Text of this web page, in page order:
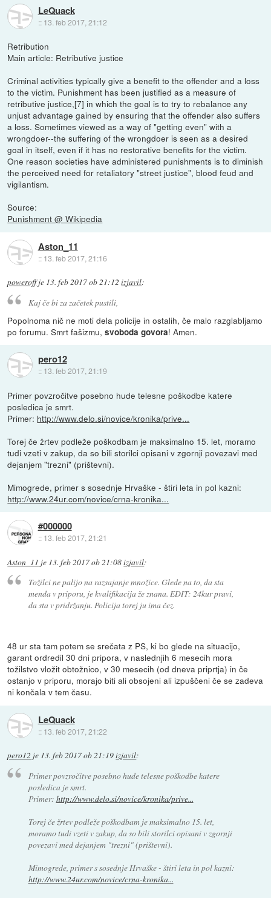
LeQuack
:: 13. feb 2017, 21:12
Retribution
Main article: Retributive justice
Criminal activities typically give a benefit to the offender and a loss
to the victim. Punishment has been justified as a measure of
retributive justice,[7] in which the goal is to try to rebalance any
unjust advantage gained by ensuring that the offender also suffers
a loss. Sometimes viewed as a way of "getting even" with a
wrongdoer--the suffering of the wrongdoer is seen as a desired
goal in itself, even if it has no restorative benefits for the victim.
One reason societies have administered punishments is to diminish
the perceived need for retaliatory "street justice", blood feud and
vigilantism.
Source:
Punishment @ Wikipedia
Aston_11
:: 13. feb 2017, 21:16
poweroffje 13. feb 2017 ob 21:12 izjavil:
Kaj če bi za začetek pustili,
Popolnoma nič ne moti dela policije in ostalih, če malo razglabljamo
po forumu. Smrt fašizmu,svoboda govora! Amen.
pero12
:: 13. feb 2017, 21:19
Primer povzročitve posebno hude telesne poškodbe katere
posledica je smrt.
Primer: http://www.delo.si/novice/kronika/prive...
Torej če žrtev podleže poškodbam je maksimalno 15. let, moramo
tudi vzeti v zakup, da so bili storilci opisani v zgornji povezavi med
dejanjem "trezni" (prištevni).
Mimogrede, primer s sosednje Hrvaške - štiri leta in pol kazni:
http://www.24ur.com/novice/crna-kronika...
#000000
:: 13. feb 2017, 21:21
Aston_11 je 13. feb 2017 ob 21:08izjavil:
Tožilci ne palijo na razsajanje množice. Glede na to, da sta
menda v priporu, je kvalifikacija že znana. EDIT: 24kur pravi,
da sta v pridržanju. Policija torej ju ima čez.
48 ur sta tam potem se srečata z PS, ki bo glede na situacijo,
garant ordredil 30 dni pripora, v naslednjih 6 mesecih mora
tožilstvo vložit obtožnico, v 30 mesecih (od dneva priprtja) in če
ostanjo v priporu, morajo biti ali obsojeni ali izpuščeni če se zadeva
ni končala v tem času.
LeQuack
:: 13. feb 2017, 21:22
pero12 je 13. feb 2017 ob 21:19izjavil:
Primer povzročitve posebno hude telesne poškodbe katere
posledica je smrt.
Primer: http://www.delo.si/novice/kronika/prive...
Torej če žrtev podleže poškodbam je maksimalno 15. let,
moramo tudi vzeti v zakup, da so bili storilci opisani v zgornji
povezavi med dejanjem "trezni" (prištevni).
Mimogrede, primer s sosednje Hrvaške - štiri leta in pol kazni:
http://www.24ur.com/novice/crna-kronika...